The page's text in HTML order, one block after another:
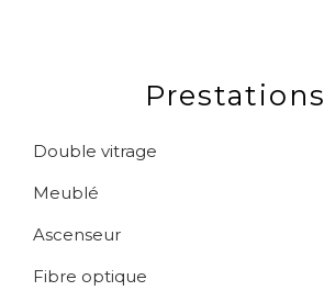
Prestations
Double vitrage
Meublé
Ascenseur
Fibre optique